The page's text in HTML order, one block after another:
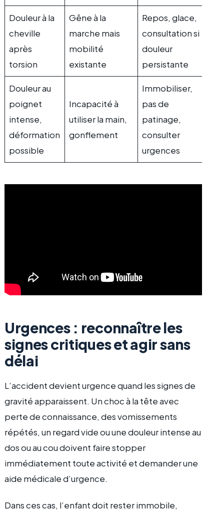
Douleur à la
cheville
après
torsion
Gêne à la
marche mais
mobilité
existante
Repos, glace,
consultation si
douleur
persistante
Douleur au
poignet
intense,
déformation
possible
Incapacité à
utiliser la main,
gonflement
Immobiliser,
pas de
patinage,
consulter
urgences
Urgences : reconnaître les
signes critiques et agir sans
délai
L’accident devient urgence quand les signes de
gravité apparaissent. Un choc à la tête avec
perte de connaissance, des vomissements
répétés, un regard vide ou une douleur intense au
dos ou au cou doivent faire stopper
immédiatement toute activité et demander une
aide médicale d’urgence.
Dans ces cas, l’enfant doit rester immobile,